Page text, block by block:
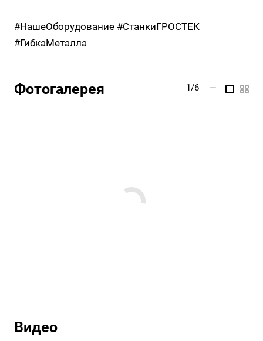
#НашеОборудование #СтанкиГРОСТЕК
#ГибкаМеталла
Фотогалерея 1/6 —
Видео